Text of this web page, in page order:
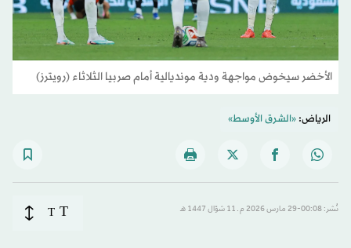
الأخضر سيخوض مواجهة ودية مونديالية أمام صربيا الثلاثاء (رويترز)
الرياض:«الشرق الأوسط»
نُشر: 00:08-29 مارس 2026 م ـ 11 شوّال 1447 هـ T
T